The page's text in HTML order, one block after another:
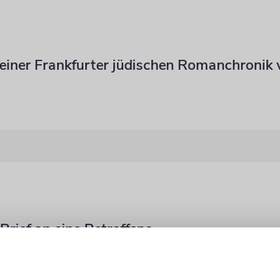
Frankfurter jüdischen Romanchronik
an eine Betroffene